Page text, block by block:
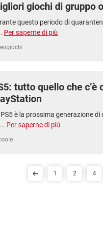
giochi di gruppo
questo periodo di
Per saperne di più
tutto quello che c’è
è la prossima generazione
Per saperne di più
1 2 4